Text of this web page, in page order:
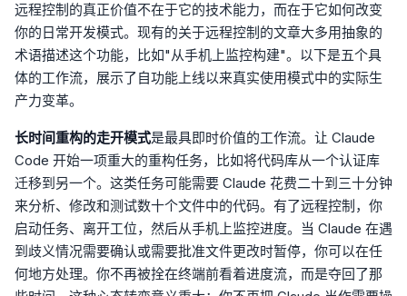
远程控制的真正价值不在于它的技术能力，而在于它如何改变
你的日常开发模式。现有的关于远程控制的文章大多用抽象的
术语描述这个功能，比如"从手机上监控构建"。以下是五个具
体的工作流，展示了自功能上线以来真实使用模式中的实际生
产力变革。
长时间重构的走开模式是最具即时价值的工作流。让 Claude
Code 开始一项重大的重构任务，比如将代码库从一个认证库
迁移到另一个。这类任务可能需要 Claude 花费二十到三十分钟
来分析、修改和测试数十个文件中的代码。有了远程控制，你
启动任务、离开工位，然后从手机上监控进度。当 Claude 在遇
到歧义情况需要确认或需要批准文件更改时暂停，你可以在任
何地方处理。你不再被拴在终端前看着进度流，而是夺回了那